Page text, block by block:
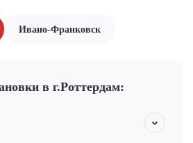
Ивано-Франковск
в г.Роттердам: